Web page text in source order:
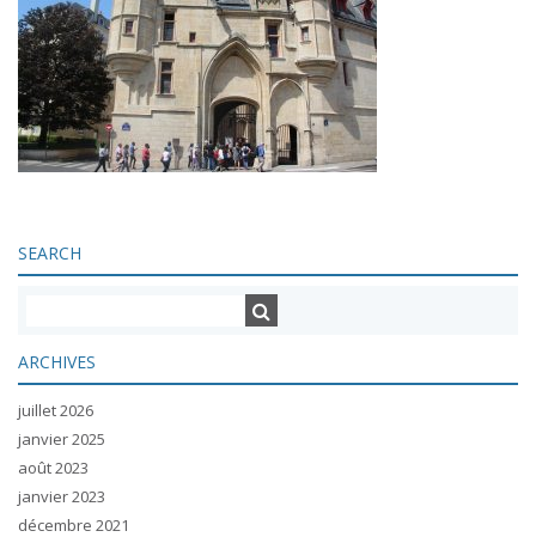
SEARCH
ARCHIVES
juillet 2026
janvier 2025
août 2023
janvier 2023
décembre 2021